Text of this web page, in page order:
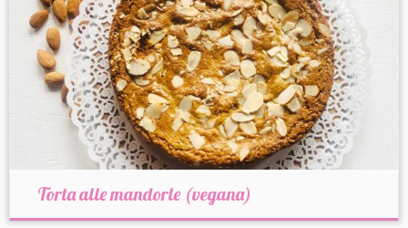
Torta alle mandorle (vegana)